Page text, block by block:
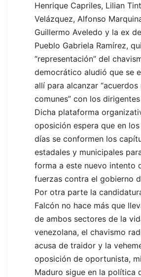
Henrique Capriles, Lilian
Velázquez, Alfonso
Guillermo Aveledo y la ex
Pueblo Gabriela Ramírez,
“representación” del
democrático aludió que se
allí para alcanzar “acuerdos
comunes” con los
Dicha plataforma
oposición espera que en
días se conformen los
estadales y municipales
forma a este nuevo intento
fuerzas contra el gobierno
Por otra parte la
Falcón no hace más que
de ambos sectores de la
venezolana, el chavismo
acusa de traidor y la
oposición de oportunista,
Maduro sigue en la política